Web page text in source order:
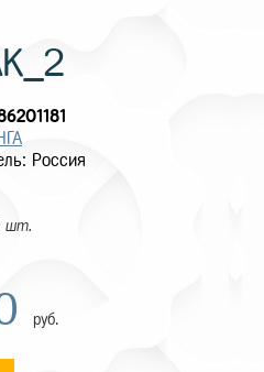
Россия
шт.
руб.